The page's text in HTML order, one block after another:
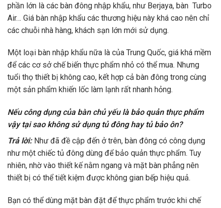
phần lớn là các bàn đông nhập khẩu, như Berjaya, bàn Turbo
Air… Giá bàn nhập khẩu các thương hiệu này khá cao nên chỉ
các chuỗi nhà hàng, khách sạn lớn mới sử dụng.
Một loại bàn nhập khẩu nữa là của Trung Quốc, giá khá mềm
để các cơ sở chế biến thực phẩm nhỏ có thể mua. Nhưng
tuổi thọ thiết bị không cao, kết hợp cả bàn đông trong cùng
một sản phẩm khiến lốc làm lạnh rất nhanh hỏng.
Nếu công dụng của bàn chủ yếu là bảo quản thực phẩm
vậy tại sao không sử dụng tủ đông hay tủ bảo ôn?
Trả lời: Như đã đề cập đến ở trên, bàn đông có công dụng
như một chiếc tủ đông dùng để bảo quản thực phẩm. Tuy
nhiên, nhờ vào thiết kế nằm ngang và mặt bàn phẳng nên
thiết bị có thể tiết kiệm được không gian bếp hiệu quả.
Bạn có thể dùng mặt bàn đặt để thực phẩm trước khi chế